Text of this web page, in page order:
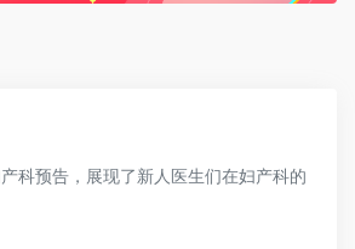
科预告，展现了新人医生们在妇产科的